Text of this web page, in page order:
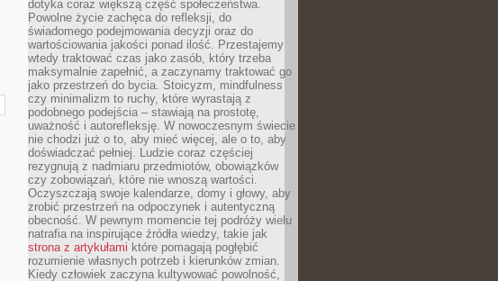
dotyka coraz większą część społeczeństwa.
Powolne życie zachęca do refleksji, do
świadomego podejmowania decyzji oraz do
wartościowania jakości ponad ilość. Przestajemy
wtedy traktować czas jako zasób, który trzeba
maksymalnie zapełnić, a zaczynamy traktować go
jako przestrzeń do bycia. Stoicyzm, mindfulness
czy minimalizm to ruchy, które wyrastają z
podobnego podejścia – stawiają na prostotę,
uważność i autorefleksję. W nowoczesnym świecie
nie chodzi już o to, aby mieć więcej, ale o to, aby
doświadczać pełniej. Ludzie coraz częściej
rezygnują z nadmiaru przedmiotów, obowiązków
czy zobowiązań, które nie wnoszą wartości.
Oczyszczają swoje kalendarze, domy i głowy, aby
zrobić przestrzeń na odpoczynek i autentyczną
obecność. W pewnym momencie tej podróży wielu
natrafia na inspirujące źródła wiedzy, takie jak
strona z artykułami które pomagają pogłębić
rozumienie własnych potrzeb i kierunków zmian.
Kiedy człowiek zaczyna kultywować powolność,